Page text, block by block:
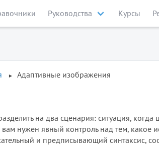
Руководства Курсы
Адаптивные изображения
на два сценария: ситуация, когда
нужен явный контроль над тем, какое
и предписывающий синтаксис,